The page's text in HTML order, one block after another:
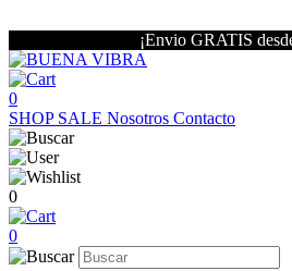
¡Envio GRATIS
0
SHOP SALE Nosotros Contacto
0
0